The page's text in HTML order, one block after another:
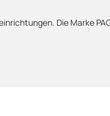
Die Marke